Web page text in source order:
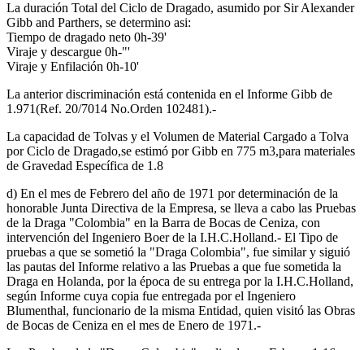
La duración Total del Ciclo de Dragado, asumido por Sir Alexander
Gibb and Parthers, se determino asi:
Tiempo de dragado neto 0h-39'
Viraje y descargue 0h-"'
Viraje y Enfilación 0h-10'
La anterior discriminación está contenida en el Informe Gibb de
1.971(Ref. 20/7014 No.Orden 102481).-
La capacidad de Tolvas y el Volumen de Material Cargado a Tolva
por Ciclo de Dragado,se estimó por Gibb en 775 m3,para materiales
de Gravedad Específica de 1.8
d) En el mes de Febrero del año de 1971 por determinación de la
honorable Junta Directiva de la Empresa, se lleva a cabo las Pruebas
de la Draga "Colombia" en la Barra de Bocas de Ceniza, con
intervención del Ingeniero Boer de la I.H.C.Holland.- El Tipo de
pruebas a que se sometió la "Draga Colombia", fue similar y siguió
las pautas del Informe relativo a las Pruebas a que fue sometida la
Draga en Holanda, por la época de su entrega por la I.H.C.Holland,
según Informe cuya copia fue entregada por el Ingeniero
Blumenthal, funcionario de la misma Entidad, quien visitó las Obras
de Bocas de Ceniza en el mes de Enero de 1971.-